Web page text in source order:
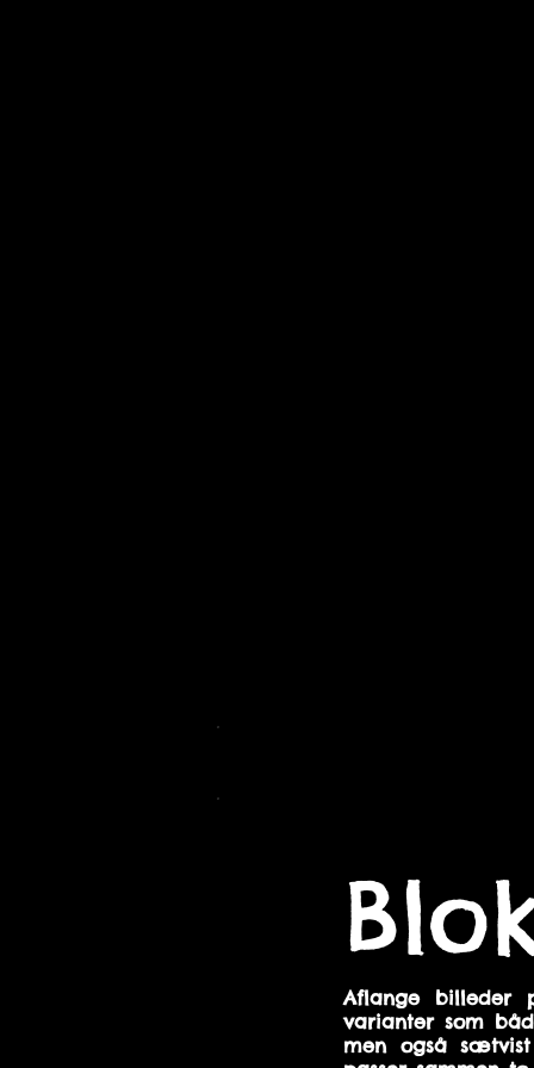
Aflange billeder
varianter som
men også